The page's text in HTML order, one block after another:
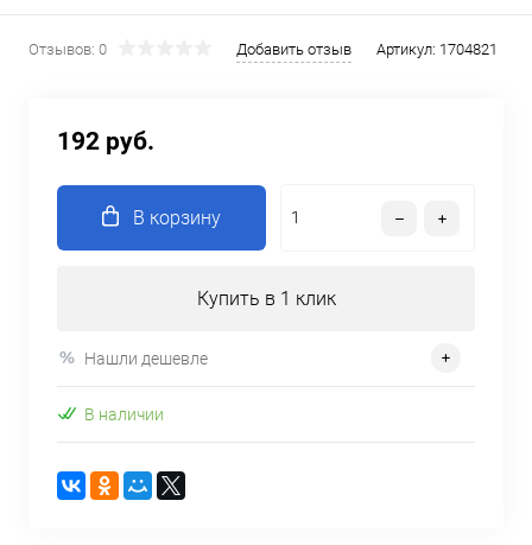
Отзывов: 0 Добавить отзыв Артикул: 1704821
192 руб.
В корзину
Купить в 1 клик
Нашли дешевле
В наличии